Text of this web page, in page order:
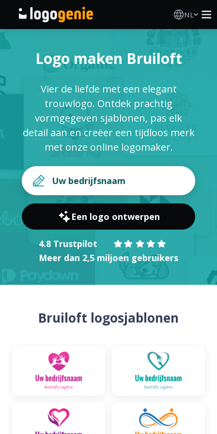
NL
AI logogenerator
Logo-ideeën
Gedrukte producten
Blog
INLOGGEN
Logo maken Bruiloft
Vier de liefde met een elegant
trouwlogo. Ontdek prachtig
vormgegeven sjablonen, pas elk
detail aan en creëer een tijdloos merk
met onze online logomaker.
Een logo ontwerpen
4.8 Trustpilot
Meer dan 2,5 miljoen gebruikers
Bruiloft logosjablonen